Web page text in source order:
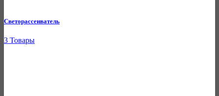
Светорассеиватель
3 Товары